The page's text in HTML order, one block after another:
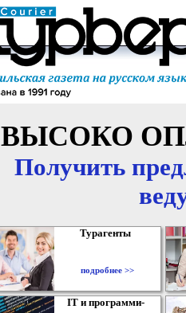
ВЫСОКО
Получить
Турагенты
подробнее >>
IT и программи-